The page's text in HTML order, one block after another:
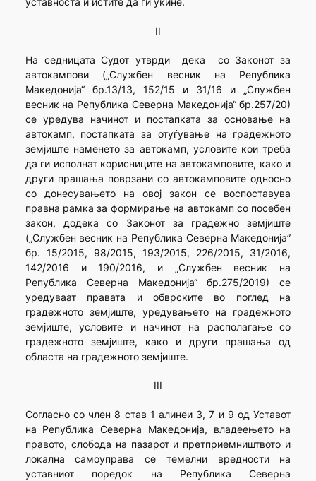
II
На седницата Судот утврди дека со Законот за
автокампови („Службен весник на Република
Македонија“ бр.13/13, 152/15 и 31/16 и „Службен
весник на Република Северна Македонија“ бр.257/20)
се уредува начинот и постапката за основање на
автокамп, постапката за отуѓување на градежното
земјиште наменето за автокамп, условите кои треба
да ги исполнат корисниците на автокамповите, како и
други прашања поврзани со автокамповите односно
со донесувањето на овој закон се воспоставува
правна рамка за формирање на автокамп со посебен
закон, додека со Законот за градежно земјиште
(„Службен весник на Република Северна Македонија”
бр. 15/2015, 98/2015, 193/2015, 226/2015, 31/2016,
142/2016 и 190/2016, и „Службен весник на
Република Северна Македонија“ бр.275/2019) се
уредуваат правата и обврските во поглед на
градежното земјиште, уредувањето на градежното
земјиште, условите и начинот на располагање со
градежното земјиште, како и други прашања од
областа на градежното земјиште.
III
Согласно со член 8 став 1 алинеи 3, 7 и 9 од Уставот
на Република Северна Македонија, владеењето на
правото, слобода на пазарот и претприемништвото и
локална самоуправа се темелни вредности на
уставниот поредок на Република Северна